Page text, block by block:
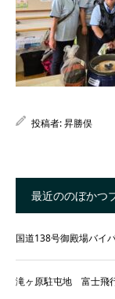
投稿者:昇勝俣
最近ののぼかつ
国道138号御殿場バイ
滝ヶ原駐屯地 富士飛